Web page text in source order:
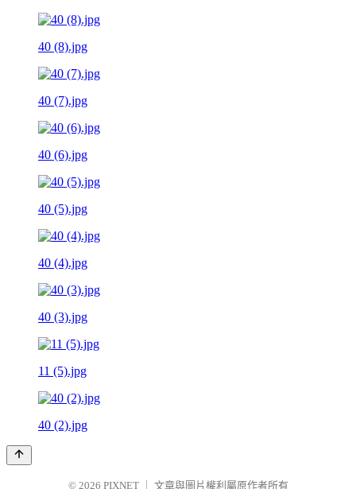
40 (8).jpg
40 (7).jpg
40 (6).jpg
40 (5).jpg
40 (4).jpg
40 (3).jpg
11 (5).jpg
40 (2).jpg
© 2026 PIXNET 文章與圖片權利屬原作者所有